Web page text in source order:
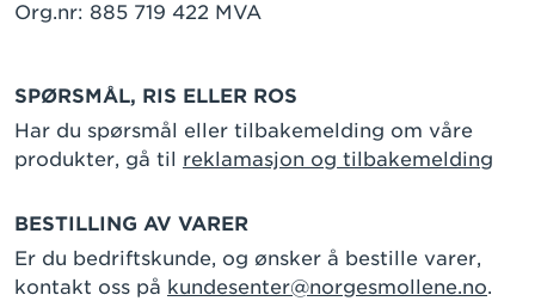
Org.nr: 885 719 422 MVA
SPØRSMÅL, RIS ELLER ROS
Har du spørsmål eller tilbakemelding om våre
produkter, gå til reklamasjon og tilbakemelding
BESTILLING AV VARER
Er du bedriftskunde, og ønsker å bestille varer,
kontakt oss på kundesenter@norgesmollene.no.